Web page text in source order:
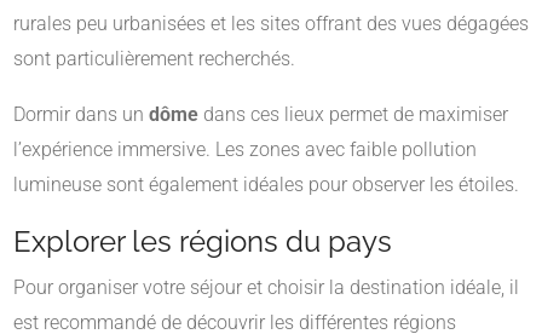
rurales peu urbanisées et les sites offrant des vues dégagées
sont particulièrement recherchés.
Dormir dans un dôme dans ces lieux permet de maximiser
l’expérience immersive. Les zones avec faible pollution
lumineuse sont également idéales pour observer les étoiles.
Explorer les régions du pays
Pour organiser votre séjour et choisir la destination idéale, il
est recommandé de découvrir les différentes régions